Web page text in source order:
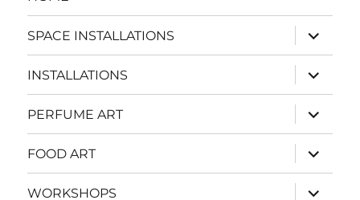
SPACE INSTALLATIONS
expand
child
menu
INSTALLATIONS
expand
child
menu
PERFUME ART
expand
child
menu
FOOD ART
expand
child
menu
WORKSHOPS
expand